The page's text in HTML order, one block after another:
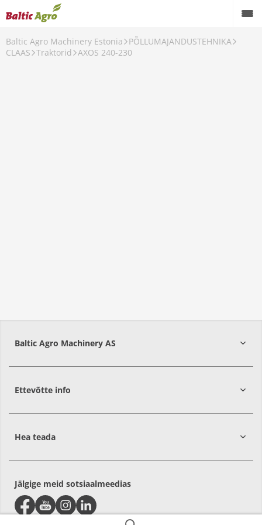
Baltic Agro Machinery Estonia
PÕLLUMAJANDUSTEHNIKA
CLAAS Traktorid AXOS 240-230
Baltic Agro Machinery AS
75306Harjumaa
Ettevõtte info
Hea teada
Jälgige meid sotsiaalmeedias